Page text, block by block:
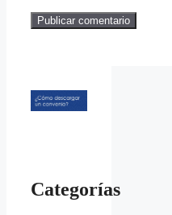
Categorías